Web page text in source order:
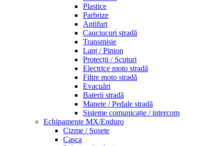
Plastice
Parbrize
Antifurt
Cauciucuri stradă
Transmisie
Lanț / Pinion
Protecții / Scuturi
Electrice moto stradă
Filtre moto stradă
Evacuări
Baterii stradă
Manete / Pedale stradă
Sisteme comunicație / intercom
Echipamente MX/Enduro
Cizme / Sosete
Casca